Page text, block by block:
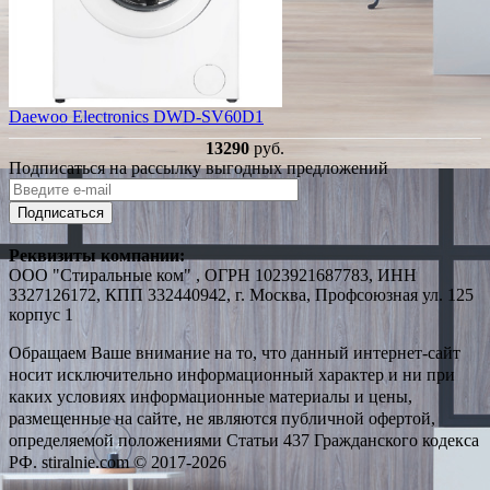
Daewoo Electronics DWD-SV60D1
13290 руб.
Подписаться на рассылку выгодных предложений
Подписаться
Реквизиты компании:
ООО "Стиральные ком" , ОГРН 1023921687783, ИНН
3327126172, КПП 332440942, г. Москва, Профсоюзная ул. 125
корпус 1
Обращаем Ваше внимание на то, что данный интернет-сайт
носит исключительно информационный характер и ни при
каких условиях информационные материалы и цены,
размещенные на сайте, не являются публичной офертой,
определяемой положениями Статьи 437 Гражданского кодекса
РФ. stiralnie.com © 2017-2026